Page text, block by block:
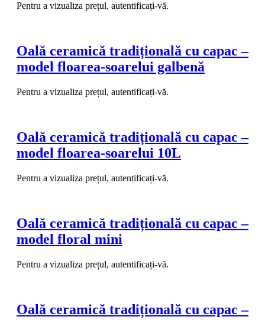
Pentru a vizualiza prețul, autentificați-vă.
Oală ceramică tradițională cu capac –
model floarea-soarelui galbenă
Pentru a vizualiza prețul, autentificați-vă.
Oală ceramică tradițională cu capac –
model floarea-soarelui 10L
Pentru a vizualiza prețul, autentificați-vă.
Oală ceramică tradițională cu capac –
model floral mini
Pentru a vizualiza prețul, autentificați-vă.
Oală ceramică tradițională cu capac –